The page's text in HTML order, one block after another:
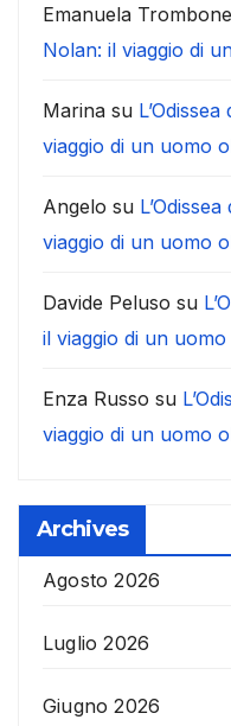
Emanuela Trombone
Nolan: il viaggio di
Marina su
viaggio di un uomo
Angelo su
viaggio di un uomo
Davide Peluso su
il viaggio di un
Enza Russo su
viaggio di un uomo
Archives
Agosto 2026
Luglio 2026
Giugno 2026